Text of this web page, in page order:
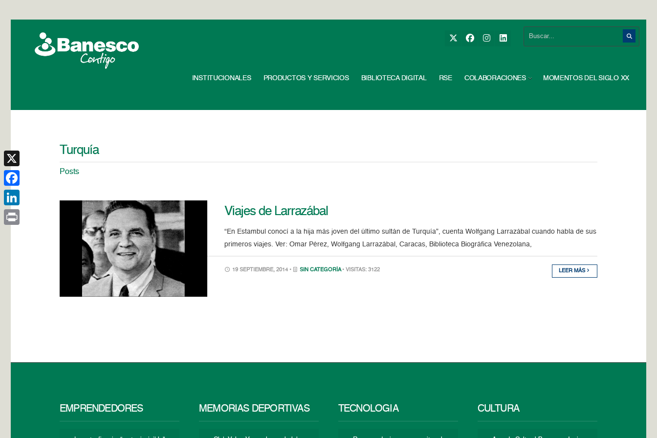
INSTITUCIONALES PRODUCTOS Y SERVICIOS BIBLIOTECA DIGITAL RSE COLABORACIONES MOMENTOS DEL SIGLO XX
Turquía
Posts
Viajes de Larrazábal
“En Estambul conocí a la hija más joven del último sultán de Turquía”, cuenta Wolfgang Larrazábal cuando habla de sus
primeros viajes. Ver: Omar Pérez, Wolfgang Larrazábal, Caracas, Biblioteca Biográfica Venezolana,
19 SEPTIEMBRE, 2014 • SIN CATEGORÍA • VISITAS: 3122 LEER MÁS
EMPRENDEDORES MEMORIAS DEPORTIVAS TECNOLOGÍA CULTURA
X
Facebook
LinkedIn